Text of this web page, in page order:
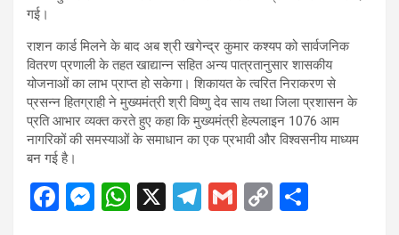
गई।
राशन कार्ड मिलने के बाद अब श्री खगेन्द्र कुमार कश्यप को सार्वजनिक
वितरण प्रणाली के तहत खाद्यान्न सहित अन्य पात्रतानुसार शासकीय
योजनाओं का लाभ प्राप्त हो सकेगा। शिकायत के त्वरित निराकरण से
प्रसन्न हितग्राही ने मुख्यमंत्री श्री विष्णु देव साय तथा जिला प्रशासन के
प्रति आभार व्यक्त करते हुए कहा कि मुख्यमंत्री हेल्पलाइन 1076 आम
नागरिकों की समस्याओं के समाधान का एक प्रभावी और विश्वसनीय माध्यम
बन गई है।
F
M W X
T
G
C